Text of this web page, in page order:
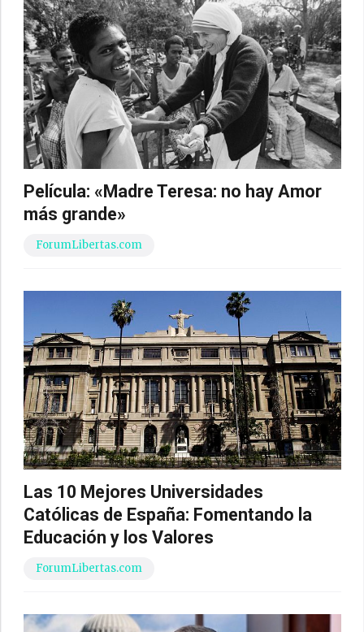
Película: «Madre Teresa: no hay Amor
más grande»
ForumLibertas.com
Las 10 Mejores Universidades
Católicas de España: Fomentando la
Educación y los Valores
ForumLibertas.com